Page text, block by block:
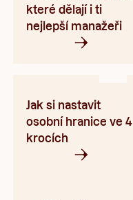
které dělají i ti
nejlepší manažeři
Jak si nastavit
osobní hranice ve 4
krocích